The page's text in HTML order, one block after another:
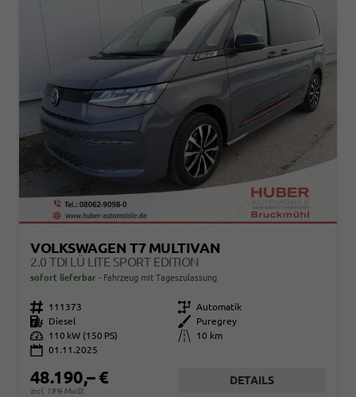
VOLKSWAGEN T7 MULTIVAN
2.0 TDI LÜ LITE SPORT EDITION
sofort lieferbar Fahrzeug mit Tageszulassung
Fahrzeugnr. 111373 Getriebe Automatik
Kraftstoff
Diesel Außenfarbe
Puregrey
Leistung
110 kW (150 PS) Kilometerstand
10 km
01.11.2025
48.190,– €
incl. 19% MwSt.
DETAILS